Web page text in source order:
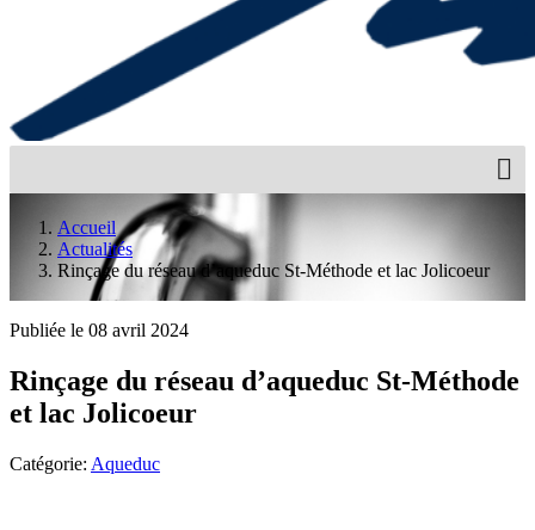
Accueil
Actualités
Rinçage du réseau d’aqueduc St-Méthode et lac Jolicoeur
Publiée le 08 avril 2024
Rinçage du réseau d’aqueduc St-Méthode
et lac Jolicoeur
Catégorie: Aqueduc